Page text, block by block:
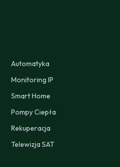
Automatyka
Monitoring IP
Smart Home
Pompy Ciepła
Rekuperacja
Telewizja SAT